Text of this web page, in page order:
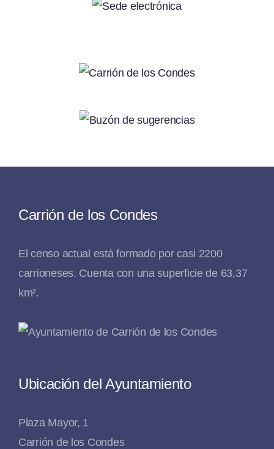
Carrión de los Condes
El censo actual está formado por casi 2200
carrioneses. Cuenta con una superficie de 63,37
km².
Ubicación del Ayuntamiento
Plaza Mayor, 1
Carrión de los Condes